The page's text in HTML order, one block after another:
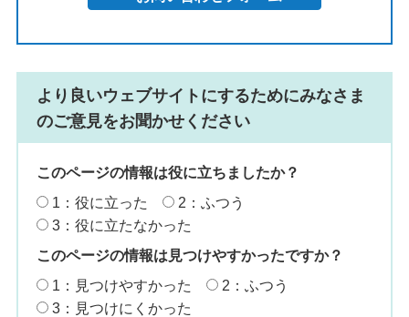
より良いウェブサイトにするためにみなさま
のご意見をお聞かせください
このページの情報は役に立ちましたか？
1：役に立った
2：ふつう
3：役に立たなかった
このページの情報は見つけやすかったですか？
1：見つけやすかった
2：ふつう
3：見つけにくかった